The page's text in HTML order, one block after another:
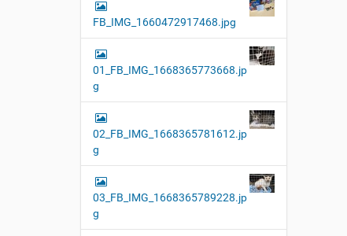
FB_IMG_1660472917468.jpg
01_FB_IMG_1668365773668.jp
g
02_FB_IMG_1668365781612.jp
g
03_FB_IMG_1668365789228.jp
g